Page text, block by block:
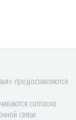
предоставляются
согласно
связи.